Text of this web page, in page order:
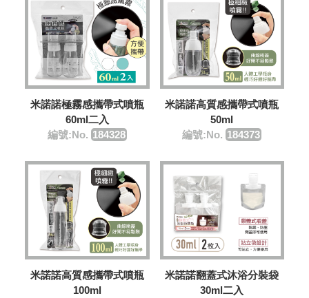
米諾諾極霧感攜帶式噴瓶
60ml二入
編號:No. 184328
米諾諾高質感攜帶式噴瓶
50ml
編號:No. 184373
米諾諾高質感攜帶式噴瓶
100ml
米諾諾翻蓋式沐浴分裝袋
30ml二入